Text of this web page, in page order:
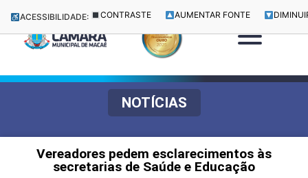
ACESSIBILIDADE: CONTRASTE AUMENTAR FONTE
NOTÍCIAS
Vereadores pedem esclarecimentos às
secretarias de Saúde e Educação